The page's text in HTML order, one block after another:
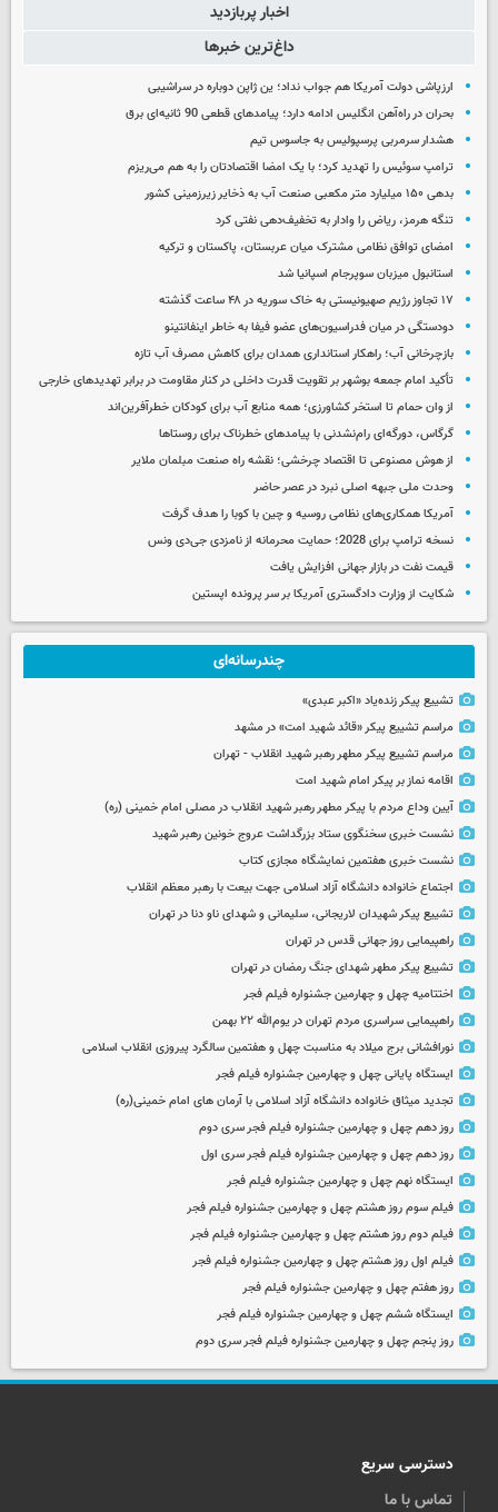
اخبار پربازدید
داغ‌ترین خبرها
ارزپاشی دولت آمریکا هم جواب نداد؛ ین ژاپن دوباره در سراشیبی
بحران در راه‌آهن انگلیس ادامه دارد؛ پیامدهای قطعی 90 ثانیه‌ای برق
هشدار سرمربی پرسپولیس به جاسوس تیم
ترامپ سوئیس را تهدید کرد؛ با یک امضا اقتصادتان را به هم می‌ریزم
بدهی ۱۵۰ میلیارد متر مکعبی صنعت آب به ذخایر زیرزمینی کشور
تنگه هرمز، ریاض را وادار به تخفیف‌دهی نفتی کرد
امضای توافق نظامی مشترک میان عربستان، پاکستان و ترکیه
استانبول میزبان سوپرجام اسپانیا شد
۱۷ تجاوز رژیم صهیونیستی به خاک سوریه در ۴۸ ساعت گذشته
دودستگی در میان فدراسیون‌های عضو فیفا به خاطر اینفانتینو
بازچرخانی آب؛ راهکار استانداری همدان برای کاهش مصرف آب تازه
تأکید امام جمعه بوشهر بر تقویت قدرت داخلی در کنار مقاومت در برابر تهدیدهای خارجی
از وان حمام تا استخر کشاورزی؛ همه منابع آب برای کودکان خطرآفرین‌اند
گرگاس، دورگه‌ای رام‌نشدنی با پیامدهای خطرناک برای روستاها
از هوش مصنوعی تا اقتصاد چرخشی؛ نقشه راه صنعت مبلمان ملایر
وحدت ملی جبهه اصلی نبرد در عصر حاضر
آمریکا همکاری‌های نظامی روسیه و چین با کوبا را هدف گرفت
نسخه ترامپ برای 2028؛ حمایت محرمانه از نامزدی جی‌دی ونس
قیمت نفت در بازار جهانی افزایش یافت
شکایت از وزارت دادگستری آمریکا بر سر پرونده اپستین
چندرسانه‌ای
تشییع پیکر زنده‌یاد «اکبر عبدی»
مراسم تشییع پیکر «قائد شهید امت» در مشهد
مراسم تشییع پیکر مطهر رهبر شهید انقلاب - تهران
اقامه نماز بر پیکر امام شهید امت
آیین وداع مردم با پیکر مطهر رهبر شهید انقلاب در مصلی امام خمینی (ره)
نشست خبری سخنگوی ستاد بزرگداشت عروج خونین رهبر شهید
نشست خبری هفتمین نمایشگاه مجازی کتاب
اجتماع خانواده دانشگاه آزاد اسلامی جهت بیعت با رهبر معظم انقلاب
تشییع پیکر شهیدان لاریجانی، سلیمانی و شهدای ناو دنا در تهران
راهپیمایی روز جهانی قدس در تهران
تشییع پیکر مطهر شهدای جنگ رمضان در تهران
اختتامیه چهل و چهارمین جشنواره فیلم فجر
راهپیمایی سراسری مردم تهران در یوم‌الله ۲۲ بهمن
نورافشانی برج میلاد به مناسبت چهل‌ و هفتمین سالگرد پیروزی انقلاب اسلامی
ایستگاه پایانی چهل و چهارمین جشنواره فیلم فجر
تجدید میثاق خانواده دانشگاه آزاد اسلامی با آرمان های امام خمینی(ره)
روز دهم چهل و چهارمین جشنواره فیلم فجر سری دوم
روز دهم چهل و چهارمین جشنواره فیلم فجر سری اول
ایستگاه نهم چهل و چهارمین جشنواره فیلم فجر
فیلم سوم روز هشتم چهل و چهارمین جشنواره فیلم فجر
فیلم دوم روز هشتم چهل و چهارمین جشنواره فیلم فجر
فیلم اول روز هشتم چهل و چهارمین جشنواره فیلم فجر
روز هفتم چهل و چهارمین جشنواره فیلم فجر
ایستگاه ششم چهل و چهارمین جشنواره فیلم فجر
روز پنجم چهل و چهارمین جشنواره فیلم فجر سری دوم
دسترسی سریع
تماس با ما